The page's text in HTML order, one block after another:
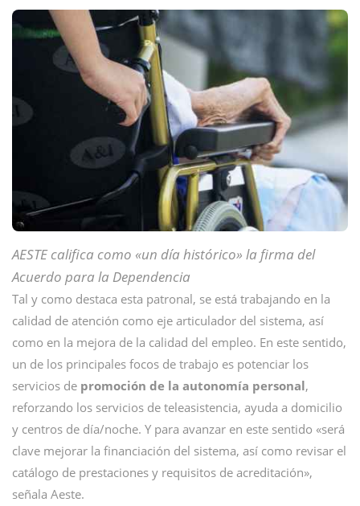
AESTE califica como «un día histórico» la firma del
Acuerdo para la Dependencia
Tal y como destaca esta patronal, se está trabajando en la
calidad de atención como eje articulador del sistema, así
como en la mejora de la calidad del empleo. En este sentido,
un de los principales focos de trabajo es potenciar los
servicios de promoción de la autonomía personal,
reforzando los servicios de teleasistencia, ayuda a domicilio
y centros de día/noche. Y para avanzar en este sentido «será
clave mejorar la financiación del sistema, así como revisar el
catálogo de prestaciones y requisitos de acreditación»,
señala Aeste.